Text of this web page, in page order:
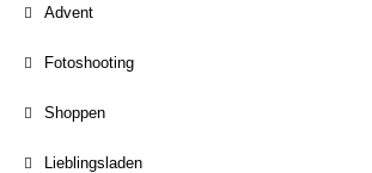
Advent
Fotoshooting
Shoppen
Lieblingsladen